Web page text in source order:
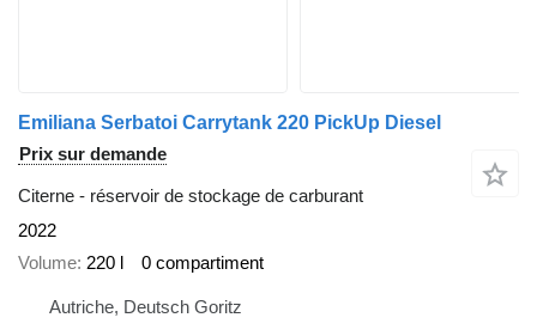
Emiliana Serbatoi Carrytank 220 PickUp Diesel
Prix sur demande
Citerne - réservoir de stockage de carburant
2022
Volume 220 l 0 compartiment
Autriche, Deutsch Goritz